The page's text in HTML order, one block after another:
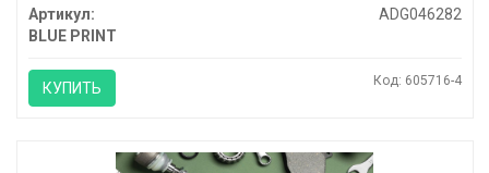
Артикул:
ADG046282
BLUE PRINT
КУПИТЬ Код: 605716-4